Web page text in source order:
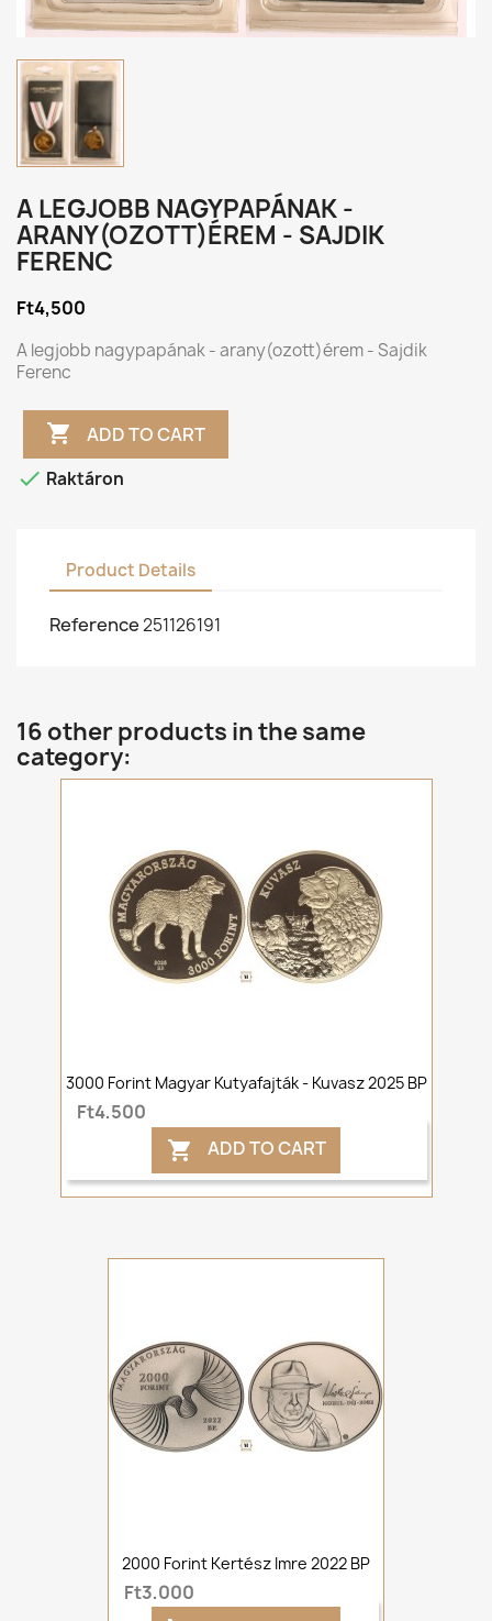
A LEGJOBB NAGYPAPÁNAK -
ARANY(OZOTT)ÉREM - SAJDIK
FERENC
Ft4,500
A legjobb nagypapának - arany(ozott)érem - Sajdik
Ferenc
 ADD TO CART
 Raktáron
Product Details
Reference251126191
16 other products in the same
category:
3000 Forint Magyar Kutyafajták - Kuvasz 2025 BP
Ft4,500
 ADD TO CART
2000 Forint Kertész Imre 2022 BP
Ft3,000